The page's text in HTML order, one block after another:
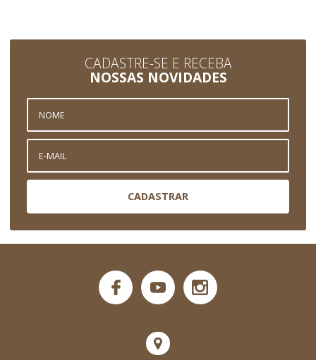
CADASTRE-SE E RECEBA
NOSSAS NOVIDADES
CADASTRAR